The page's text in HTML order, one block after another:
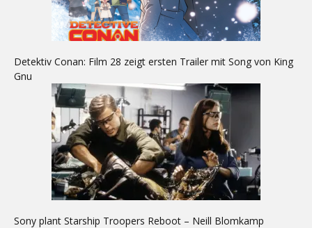
Detektiv Conan: Film 28 zeigt ersten Trailer mit Song von King
Gnu
Sony plant Starship Troopers Reboot – Neill Blomkamp